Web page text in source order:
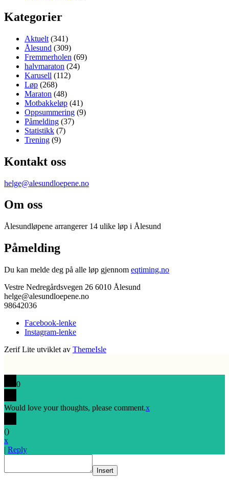
Kategorier
Aktuelt (341)
Ålesund (309)
Fremmerholen (69)
halvmaraton (24)
Karusell (112)
Løp (268)
Maraton (48)
Motbakkeløp (41)
Oppsummering (9)
Påmelding (37)
Statistikk (7)
Trening (9)
Kontakt oss
helge@alesundloepene.no
Om oss
Ålesundløpene arrangerer 14 ulike løp i Ålesund
Påmelding
Du kan melde deg på alle løp gjennom eqtiming.no
Vestre Nedregårdsvegen 26 6010 Ålesund
helge@alesundloepene.no
98642036
Facebook-lenke
Instagram-lenke
Zerif Lite utviklet av ThemeIsle
0
Would love your thoughts, please comment.x
()
x
| Reply
Insert